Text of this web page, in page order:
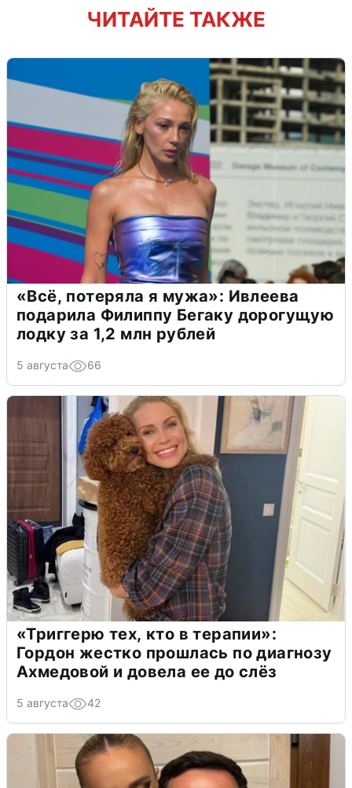
ЧИТАЙТЕ ТАКЖЕ
«Всё, потеряла я мужа»: Ивлеева
подарила Филиппу Бегаку дорогущую
лодку за 1,2 млн рублей
5 августа 66
«Триггерю тех, кто в терапии»:
Гордон жестко прошлась по диагнозу
Ахмедовой и довела ее до слёз
5 августа 42